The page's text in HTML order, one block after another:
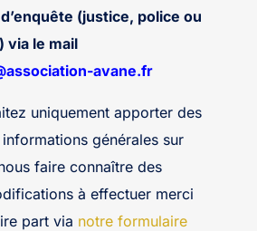
(justice, police ou
via le mail
avane.fr
uniquement apporter des
générales sur
faire connaître des
à effectuer merci
part via notre formulaire